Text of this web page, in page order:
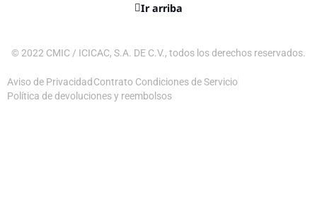
Ir arriba
© 2022 CMIC / ICICAC, S.A. DE C.V., todos los derechos reservados.
Aviso de Privacidad Contrato Condiciones de Servicio
Política de devoluciones y reembolsos